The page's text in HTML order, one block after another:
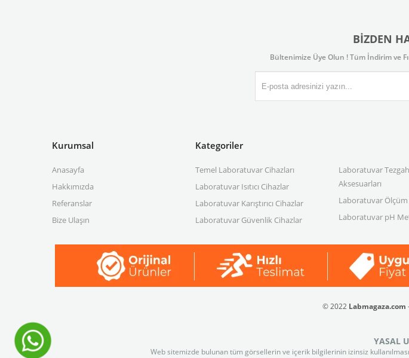
BIZDEN
Bültenimize Üye Olun ! Tüm İndirim ve
Kurumsal
Anasayfa
Hakkımızda
Referanslar
Bize Ulaşın
Kategoriler
Temel Laboratuvar Cihazları
Laboratuvar Isıtıcı Cihazlar
Laboratuvar Karıştırıcı Cihazlar
Laboratuvar Güvenlik Cihazlar
Laboratuvar
Aksesuarları
Laboratuvar Ölçüm
Laboratuvar pH
© 2022 Labmagaza.com
YASAL
Web sitemizde bulunan tüm görsellerin ve içerik bilgilerinin izinsiz